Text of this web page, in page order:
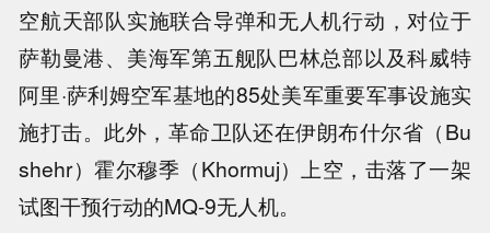
空航天部队实施联合导弹和无人机行动，对位于
萨勒曼港、美海军第五舰队巴林总部以及科威特
阿里·萨利姆空军基地的85处美军重要军事设施实
施打击。此外，革命卫队还在伊朗布什尔省（Bu
shehr）霍尔穆季（Khormuj）上空，击落了一架
试图干预行动的MQ-9无人机。